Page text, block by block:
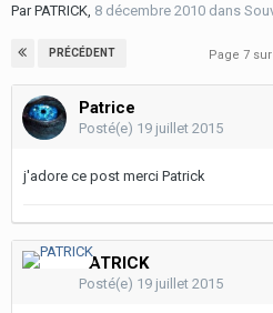
ParPATRICK, 8 décembre 2010 dans
PRÉCÉDENT Page 7
Patrice
Posté(e) 19 juillet 2015
j'adore ce post merci Patrick
PATRICK
Posté(e) 19 juillet 2015